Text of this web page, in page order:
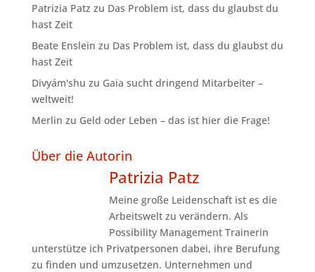
Patrizia Patz zu Das Problem ist, dass du glaubst du
hast Zeit
Beate Enslein zu Das Problem ist, dass du glaubst du
hast Zeit
Divyám'shu zu Gaia sucht dringend Mitarbeiter –
weltweit!
Merlin zu Geld oder Leben – das ist hier die Frage!
Über die Autorin
Patrizia Patz
Meine große Leidenschaft ist es die
Arbeitswelt zu verändern. Als
Possibility Management Trainerin
unterstütze ich Privatpersonen dabei, ihre Berufung
zu finden und umzusetzen. Unternehmen und